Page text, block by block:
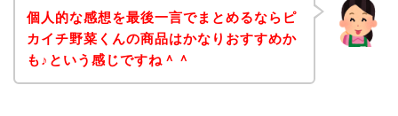
個人的な感想を最後一言でまとめるならピ
カイチ野菜くんの商品はかなりおすすめか
も♪という感じですね＾＾